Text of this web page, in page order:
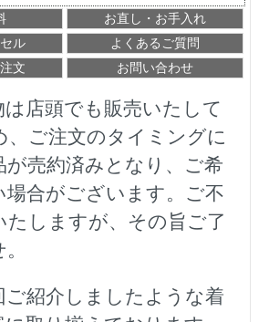
お直し・お手入れ
ル
よくあるご質問
文
お問い合わせ
店頭でも販売いたして
、ご注文のタイミングに
が売約済みとなり、ご希
場合がございます。ご不
たしますが、その旨ご了
ご紹介しましたような着